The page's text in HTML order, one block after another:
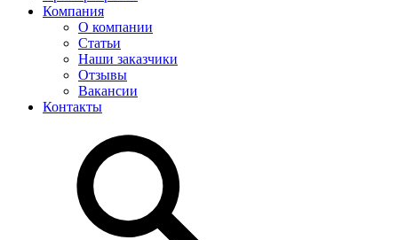
Компания
О компании
Статьи
Наши заказчики
Отзывы
Вакансии
Контакты